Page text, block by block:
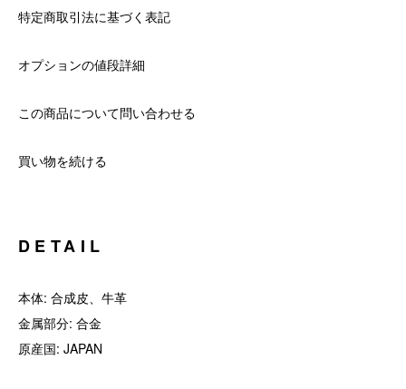
特定商取引法に基づく表記
オプションの値段詳細
この商品について問い合わせる
買い物を続ける
DETAIL
本体: 合成皮、牛革
金属部分: 合金
原産国: JAPAN